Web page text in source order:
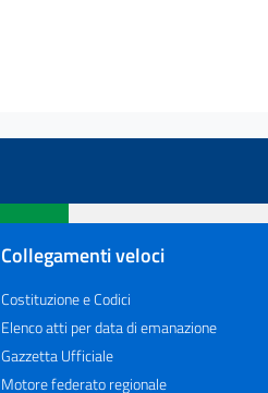
Collegamenti veloci
Costituzione e Codici
Elenco atti per data di emanazione
Gazzetta Ufficiale
Motore federato regionale